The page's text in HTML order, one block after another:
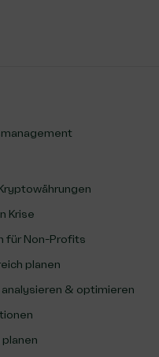
Krise
für Non-Profits
planen
& optimieren